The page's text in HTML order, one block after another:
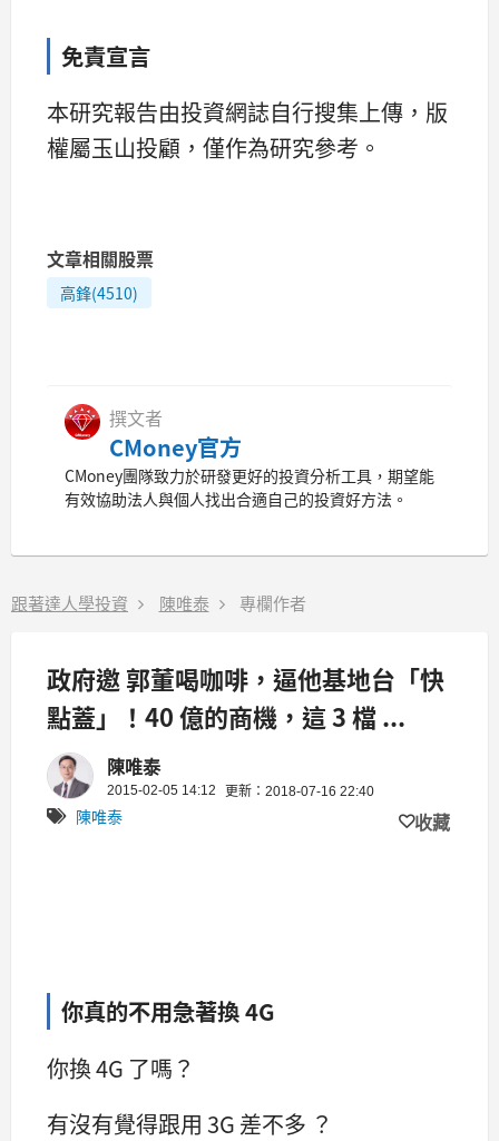
免責宣言
本研究報告由投資網誌自行搜集上傳，版
權屬玉山投顧，僅作為研究參考。
文章相關股票
高鋒(4510)
撰文者
CMoney官方
CMoney團隊致力於研發更好的投資分析工具，期望能
有效協助法人與個人找出合適自己的投資好方法。
跟著達人學投資 陳唯泰 專欄作者
政府邀 郭董喝咖啡，逼他基地台「快
點蓋」！40 億的商機，這 3 檔 ...
陳唯泰
2015-02-05 14:12 更新：2018-07-16 22:40
陳唯泰 收藏
你真的不用急著換 4G
你換 4G 了嗎？
有沒有覺得跟用 3G 差不多 ？